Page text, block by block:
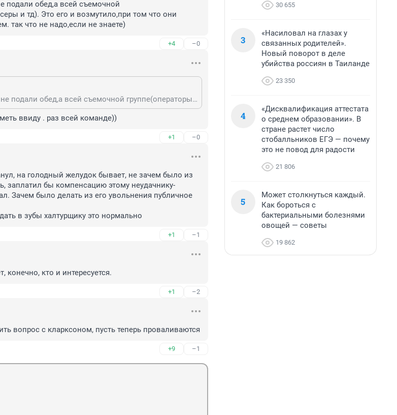
подали обед,а всей съемочной
и тд). Это его и возмутило,при том что они
так что не надо,если не знаете)
+4 –0
суть в том,что не только ему не подали обед,а всей съемочной группе(операторы,звукорежиссеры и тд). Это его и возмутило,при том что они работали весь день под дождем. так что не надо,если не знаете)
ввиду . раз всей команде))
+1 –0
на голодный желудок бывает, не зачем было из
заплатил бы компенсацию этому неудачнику-
Зачем было делать из его увольнения публичное
в зубы халтурщику это нормально
+1 –1
кто и интересуется.
+1 –2
вопрос с кларксоном, пусть теперь проваливаются
+9 –1
30 655
3
«Насиловал на глазах у
связанных родителей».
Новый поворот в деле
убийства россиян в Таиланде
23 350
4
«Дисквалификация аттестата
о среднем образовании». В
стране растет число
стобалльников ЕГЭ — почему
это не повод для радости
21 806
5
Может столкнуться каждый.
Как бороться с
бактериальными болезнями
овощей — советы
19 862